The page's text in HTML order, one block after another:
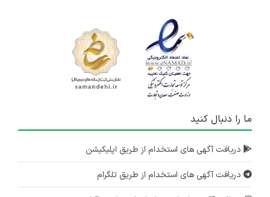
ما را دنبال کنید
دریافت آگهی های استخدام از طریق اپلیکیشن
دریافت آگهی های استخدام از طریق تلگرام